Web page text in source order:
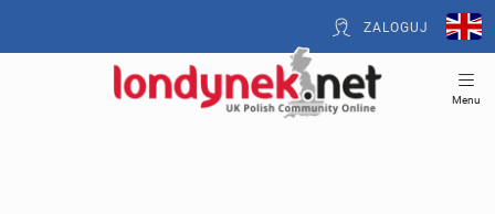
ZALOGUJ
Menu